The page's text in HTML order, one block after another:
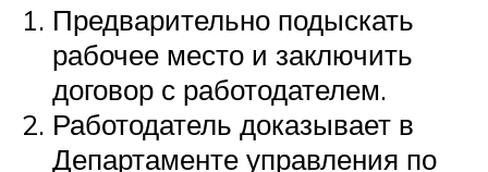
Предварительно подыскать
рабочее место и заключить
договор с работодателем.
Работодатель доказывает в
Департаменте управления по